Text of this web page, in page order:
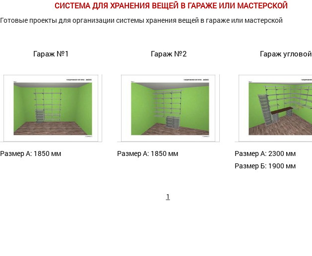
СИСТЕМА ДЛЯ ХРАНЕНИЯ ВЕЩЕЙ В ГАРАЖЕ ИЛИ МАСТЕРСКОЙ
Готовые проекты для организации системы хранения вещей в гараже или мастерской
Гараж №1
Размер А: 1850 мм
Гараж №2
Размер А: 1850 мм
Гараж угловой
Размер А: 2300 мм
Размер Б: 1900 мм
1